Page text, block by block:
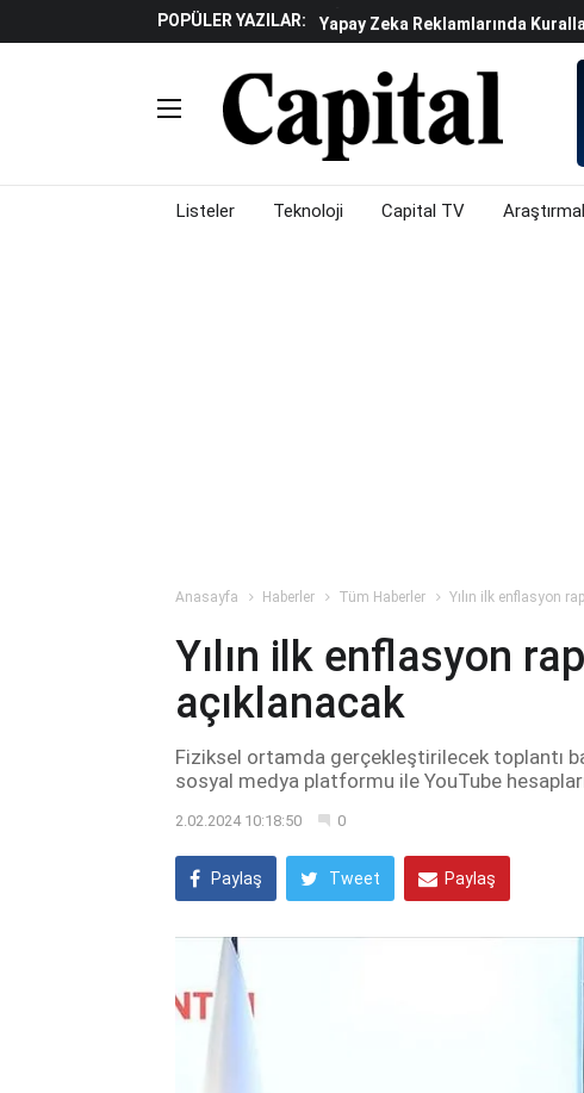
POPÜLER YAZILAR:
Yapay Zeka Reklamlarında
Beyaz Eşya Sektöründe Daralma
Döviz Ve Altın Güne Nasıl
Küresel Piyasalarda Teknoloji
Piyasalarda Gün Ortası: Borsa,
Listeler Teknoloji Capital TV
Anasayfa Haberler Tüm Haberler Yılın ilk enflasyon
Yılın ilk enflasyon
açıklanacak
Fiziksel ortamda gerçekleştirilecek toplantı
sosyal medya platformu ile YouTube
2.02.2024 10:18:50 0
Paylaş Tweet Paylaş